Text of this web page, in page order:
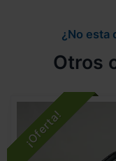
¿No esta
Otros